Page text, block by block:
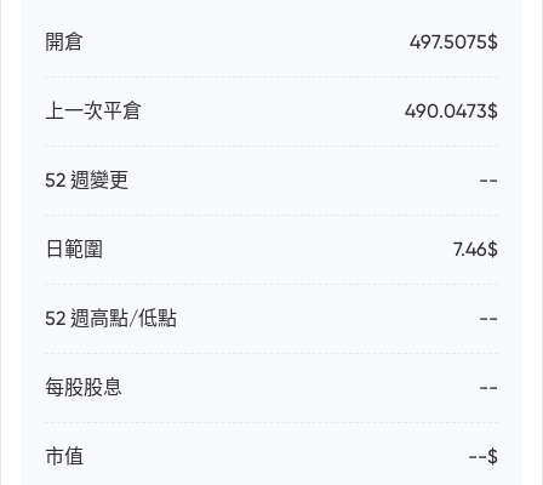
開倉 497.5075$
上一次平倉 490.0473$
52 週變更 --
日範圍 7.46$
52 週高點/低點 --
每股股息 --
市值 --$